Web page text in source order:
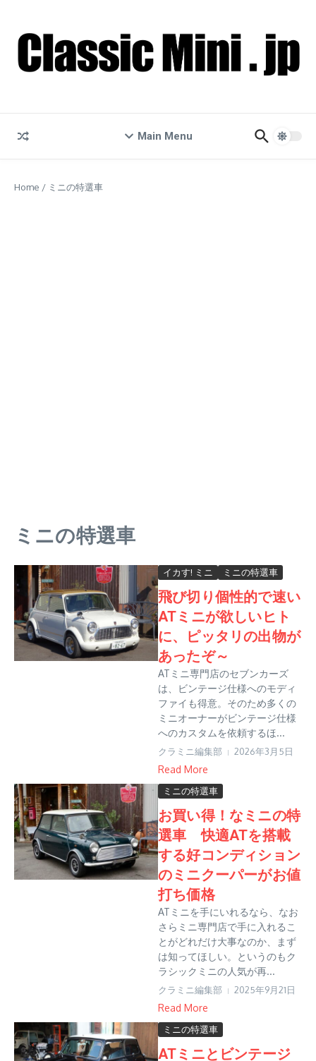
Main Menu
Home / ミニの特選車
ミニの特選車
イカす! ミニ ミニの特選車
飛び切り個性的で速い
ATミニが欲しいヒト
に、ピッタリの出物が
あったぞ～
ATミニ専門店のセブンカーズ
は、ビンテージ仕様へのモディ
ファイも得意。そのため多くの
ミニオーナーがビンテージ仕様
へのカスタムを依頼するほ...
クラミニ編集部 2026年3月5日
Read More
ミニの特選車
お買い得！なミニの特
選車 快適ATを搭載
する好コンディション
のミニクーパーがお値
打ち価格
ATミニを手にいれるなら、なお
さらミニ専門店で手に入れるこ
とがどれだけ大事なのか、まず
は知ってほしい。というのもク
ラシックミニの人気が再...
クラミニ編集部 2025年9月21日
Read More
ミニの特選車
ATミニとビンテージ